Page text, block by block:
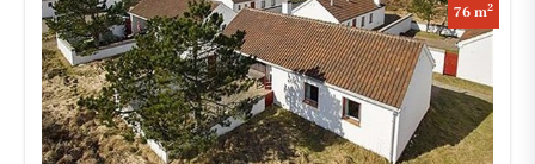
76 m2